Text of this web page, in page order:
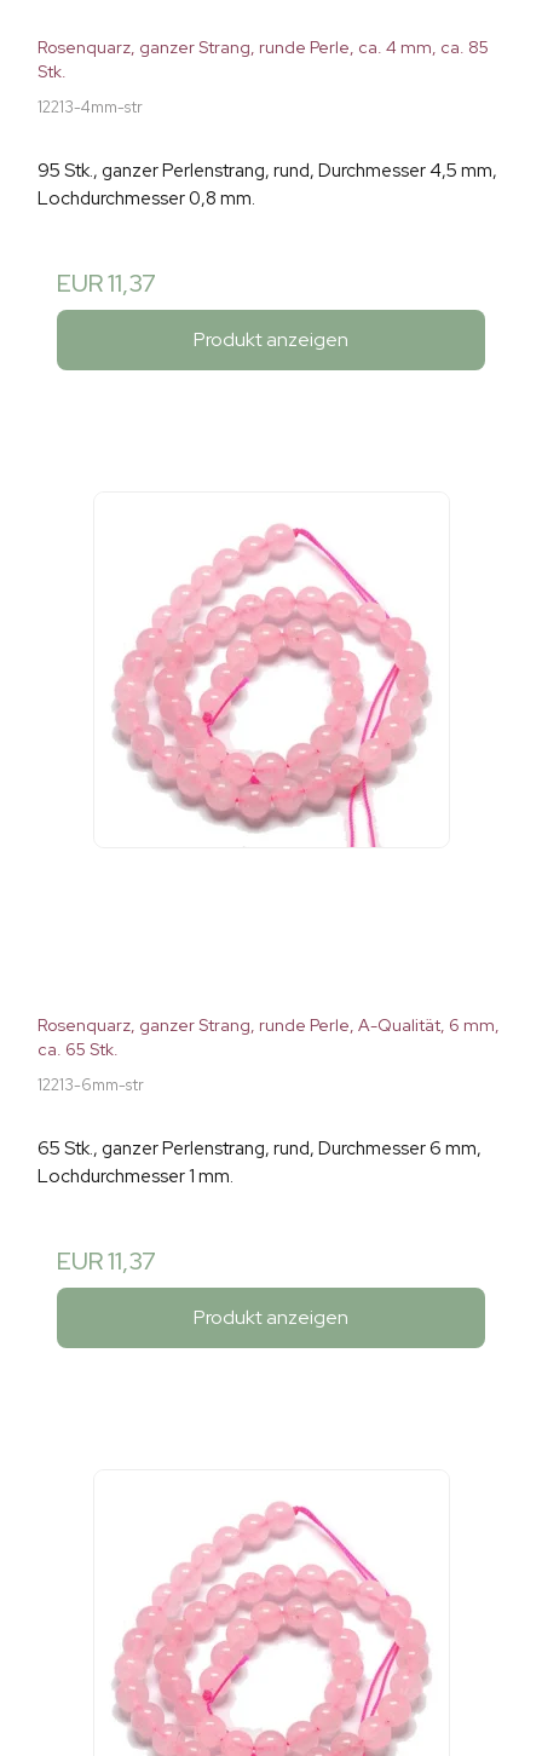
Rosenquarz, ganzer Strang, runde Perle, ca. 4 mm, ca. 85
Stk.
12213-4mm-str
95 Stk., ganzer Perlenstrang, rund, Durchmesser 4,5 mm,
Lochdurchmesser 0,8 mm.
EUR 11,37
Produkt anzeigen
Rosenquarz, ganzer Strang, runde Perle, A-Qualität, 6 mm,
ca. 65 Stk.
12213-6mm-str
65 Stk., ganzer Perlenstrang, rund, Durchmesser 6 mm,
Lochdurchmesser 1 mm.
EUR 11,37
Produkt anzeigen